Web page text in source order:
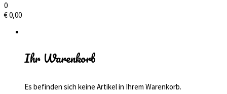
0
€0,00
Ihr Warenkorb
Es befinden sich keine Artikel in Ihrem Warenkorb.